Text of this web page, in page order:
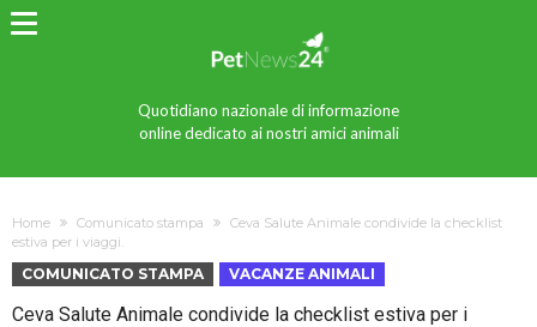
Quotidiano nazionale di informazione
online dedicato ai nostri amici animali
Home Comunicato stampa
Ceva Salute Animale condivide la checklist
estiva per i viaggi.
COMUNICATO STAMPA VACANZE ANIMALI
Ceva Salute Animale condivide la checklist estiva per i